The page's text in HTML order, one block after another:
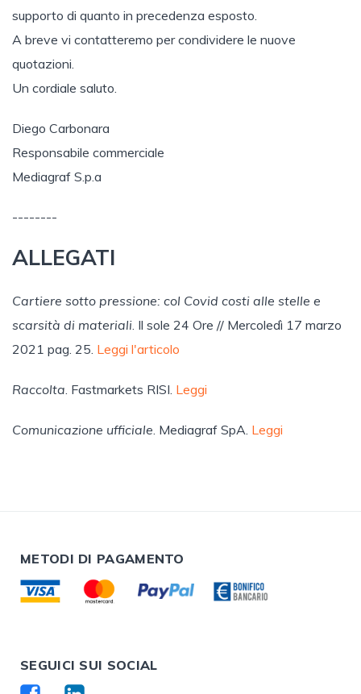
supporto di quanto in precedenza esposto.
A breve vi contatteremo per condividere le nuove
quotazioni.
Un cordiale saluto.
Diego Carbonara
Responsabile commerciale
Mediagraf S.p.a
--------
ALLEGATI
Cartiere sotto pressione: col Covid costi alle stelle e
scarsità di materiali. Il sole 24 Ore // Mercoledì 17 marzo
2021 pag. 25. Leggi l'articolo
Raccolta. Fastmarkets RISI. Leggi
Comunicazione ufficiale. Mediagraf SpA. Leggi
METODI DI PAGAMENTO
SEGUICI SUI SOCIAL